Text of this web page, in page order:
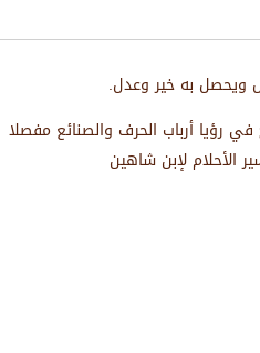
ويحصل به خير وعدل.
رؤيا أرباب الحرف والصنائع مفصلا
الأحلام لإبن شاهين